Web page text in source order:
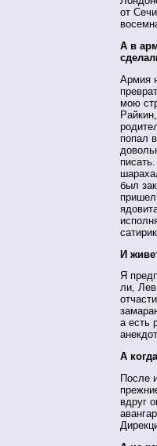
от
А в
Армия
мою
попал
был
пришел
И
Я
ли, Лев
а есть
А
После
вдруг